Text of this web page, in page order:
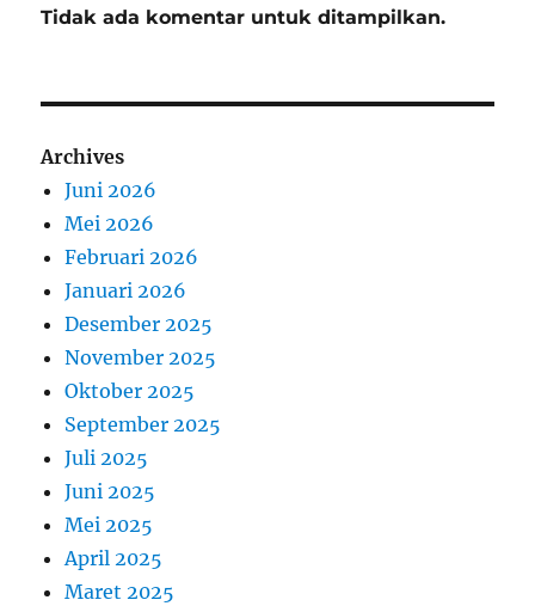
Tidak ada komentar untuk ditampilkan.
Archives
Juni 2026
Mei 2026
Februari 2026
Januari 2026
Desember 2025
November 2025
Oktober 2025
September 2025
Juli 2025
Juni 2025
Mei 2025
April 2025
Maret 2025